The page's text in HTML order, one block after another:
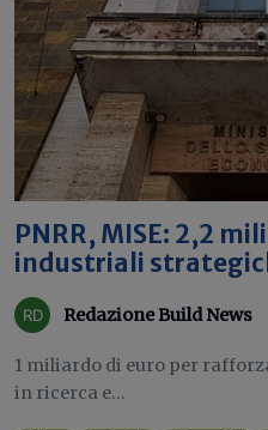
PNRR, MISE: 2,2
industriali
Redazione Build News
1 miliardo di euro per
in ricerca e...